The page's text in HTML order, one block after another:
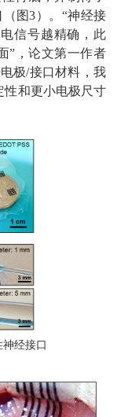
（图3）。“神经接
信号越精确，此
”，论文第一作者
极/接口材料，我
性和更小电极尺寸
经接口